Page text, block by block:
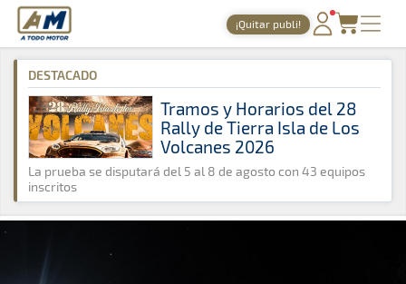
A Todo Motor · Revista del motor desde 1999
¡Quitar publi!
PORTADA
TIEMPOS ONLINE
NOTICIAS
AGENDA
GALERÍAS
A Todo Motor » Noticias » Rally
DESTACADO
Tramos y Horarios del 28
Rally de Tierra Isla de Los
Volcanes 2026
La prueba se disputará del 5 al 8 de agosto con 43 equipos
inscritos